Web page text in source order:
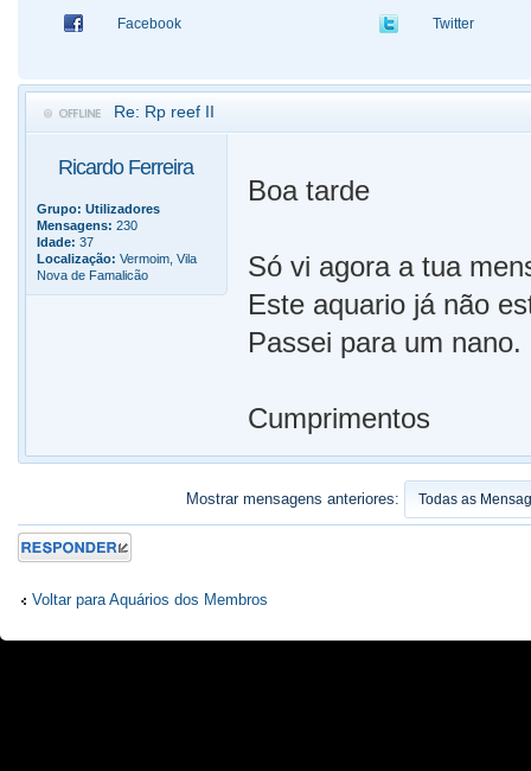
Facebook Twitter
Re: Rp reef II
Ricardo Ferreira
Grupo: Utilizadores
Mensagens: 230
Idade: 37
Localização: Vermoim, Vila
Nova de Famalicão
Boa tarde
Só vi agora a tua
Este aquario já não
Passei para um nano.
Cumprimentos
Mostrar mensagens anteriores:
Responder
Voltar para Aquários dos Membros